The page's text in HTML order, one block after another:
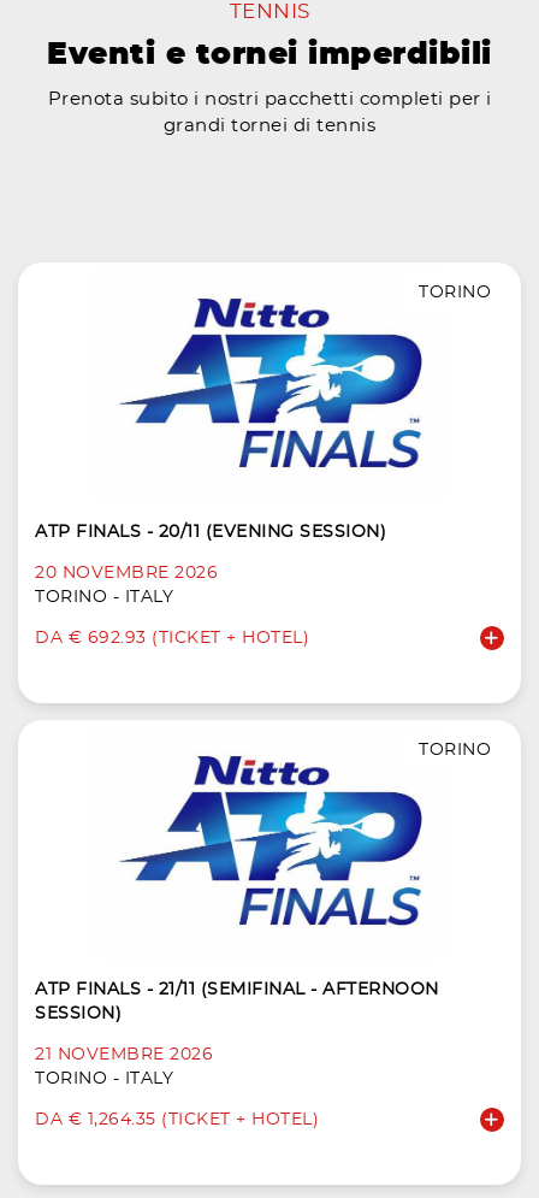
TENNIS
Eventi e tornei imperdibili
Prenota subito i nostri pacchetti completi per i
grandi tornei di tennis
TORINO
ATP FINALS - 20/11 (EVENING SESSION)
20 NOVEMBRE 2026
TORINO - ITALY
DA € 692.93 (TICKET + HOTEL)
TORINO
ATP FINALS - 21/11 (SEMIFINAL - AFTERNOON
SESSION)
21 NOVEMBRE 2026
TORINO - ITALY
DA € 1,264.35 (TICKET + HOTEL)